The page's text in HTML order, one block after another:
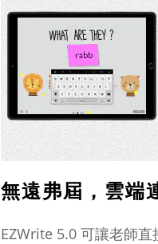
無遠弗屆，雲端
EZWrite 5.0 可讓老師